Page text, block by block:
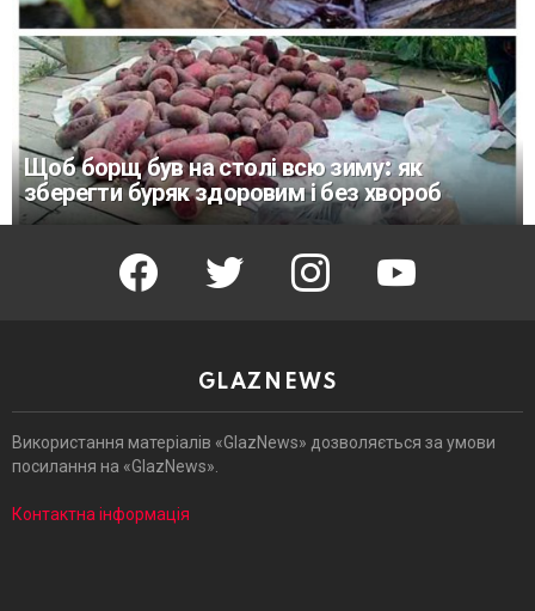
Щоб борщ був на столі всю зиму: як
зберегти буряк здоровим і без хвороб
facebook twitter instagram youtube
GLAZNEWS
Використання матеріалів «GlazNews» дозволяється за умови
посилання на «GlazNews».
Контактна інформація